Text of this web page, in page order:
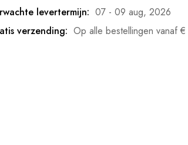
levertermijn: 07 - 09 aug, 2026
verzending: Op alle bestellingen vanaf €